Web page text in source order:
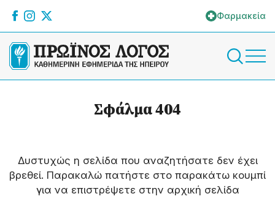
Φαρμακεία
Σφάλμα 404
Δυστυχώς η σελίδα που αναζητήσατε δεν έχει
βρεθεί. Παρακαλώ πατήστε στο παρακάτω κουμπί
για να επιστρέψετε στην αρχική σελίδα